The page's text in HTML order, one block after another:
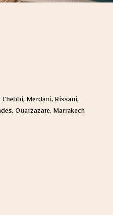
Chebbi, Merdani, Rissani,
Ouarzazate, Marrakech